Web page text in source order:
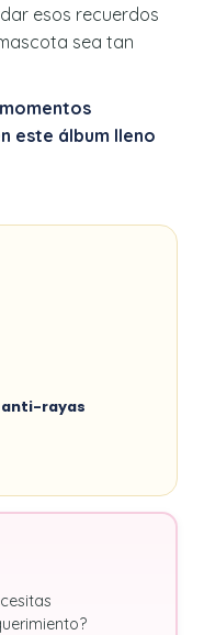
esos recuerdos
sea tan
este álbum lleno
anti-rayas